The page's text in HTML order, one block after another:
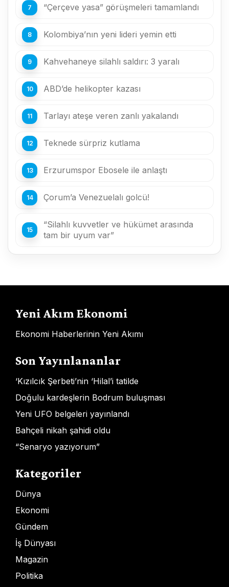
“Çerçeve yasa” görüşmeleri tamamlandı
Kolombiya’nın yeni lideri yemin etti
Kahvehaneye silahlı saldırı: 3 yaralı
ABD’de helikopter kazası
Tarlayı ateşe veren zanlı yakalandı
Teknede sürpriz kutlama
Erzurumspor Ebosele ile anlaştı
Çorum’a Venezuelalı golcü!
“Silahlı kuvvetler ve hükümet arasında
tam bir uyum var”
Yeni Akım Ekonomi
Ekonomi Haberlerinin Yeni Akımı
Son Yayınlananlar
‘Kızılcık Şerbeti’nin ‘Hilal’i tatilde
Doğulu kardeşlerin Bodrum buluşması
Yeni UFO belgeleri yayınlandı
Bahçeli nikah şahidi oldu
“Senaryo yazıyorum”
Kategoriler
Dünya
Ekonomi
Gündem
İş Dünyası
Magazin
Politika